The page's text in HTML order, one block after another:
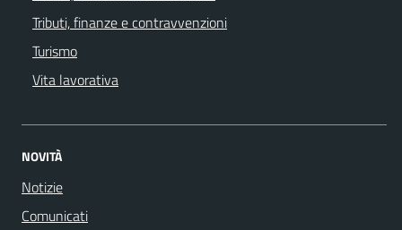
Tributi, finanze e contravvenzioni
Turismo
Vita lavorativa
NOVITÀ
Notizie
Comunicati